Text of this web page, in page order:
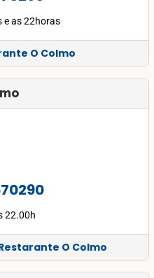
e as 22horas
O Colmo
22.00h
O Colmo